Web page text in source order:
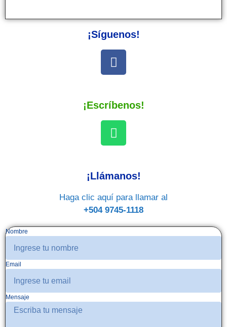
¡Síguenos!
¡Escríbenos!
¡Llámanos!
Haga clic aquí para llamar al
+504 9745-1118
Nombre
Email
Mensaje